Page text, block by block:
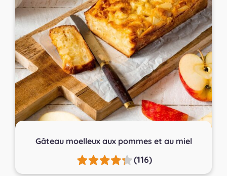
Gâteau moelleux aux pommes et au miel
(116)